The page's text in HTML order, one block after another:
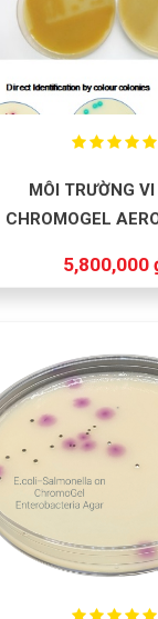
MÔI TRƯỜNG
CHROMOGEL AEROMONAS
5,800,000